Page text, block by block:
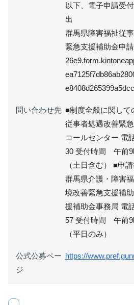
以下、電子申請受
出
群馬県障害福祉従
緊急支援補助金申
問い合わせ先 ■制度全般に関して
従事者処遇改善緊
コールセンター 電
30 受付時間 午前9
（土日含む） ■申
群馬県介護・障害
境改善緊急支援補
援補助金事務局 電
57 受付時間 午前9
（平日のみ）
公式公募ペー
ジ
https://